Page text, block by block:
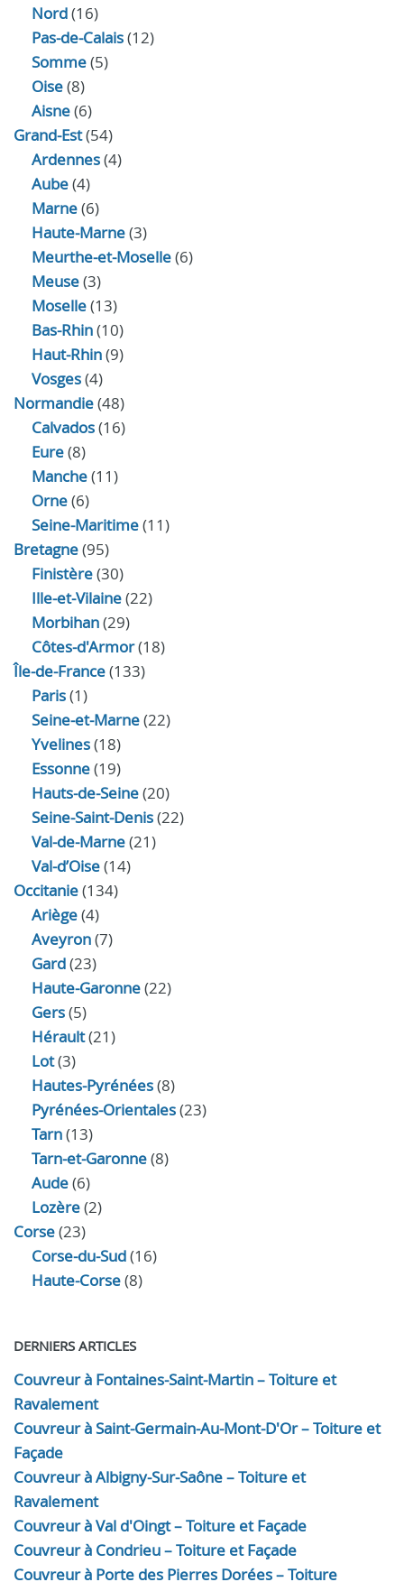
Nord(16)
Pas-de-Calais(12)
Somme(5)
Oise(8)
Aisne(6)
Grand-Est(54)
Ardennes(4)
Aube(4)
Marne(6)
Haute-Marne(3)
Meurthe-et-Moselle(6)
Meuse(3)
Moselle(13)
Bas-Rhin(10)
Haut-Rhin(9)
Vosges(4)
Normandie(48)
Calvados(16)
Eure(8)
Manche(11)
Orne(6)
Seine-Maritime(11)
Bretagne(95)
Finistère(30)
Ille-et-Vilaine(22)
Morbihan(29)
Côtes-d'Armor(18)
Île-de-France(133)
Paris(1)
Seine-et-Marne(22)
Yvelines(18)
Essonne(19)
Hauts-de-Seine(20)
Seine-Saint-Denis(22)
Val-de-Marne(21)
Val-d’Oise(14)
Occitanie(134)
Ariège(4)
Aveyron(7)
Gard(23)
Haute-Garonne(22)
Gers(5)
Hérault(21)
Lot(3)
Hautes-Pyrénées(8)
Pyrénées-Orientales(23)
Tarn(13)
Tarn-et-Garonne(8)
Aude(6)
Lozère(2)
Corse(23)
Corse-du-Sud(16)
Haute-Corse(8)
DERNIERS ARTICLES
Couvreur à Fontaines-Saint-Martin – Toiture et
Ravalement
Couvreur à Saint-Germain-Au-Mont-D'Or – Toiture et
Façade
Couvreur à Albigny-Sur-Saône – Toiture et
Ravalement
Couvreur à Val d'Oingt – Toiture et Façade
Couvreur à Condrieu – Toiture et Façade
Couvreur à Porte des Pierres Dorées – Toiture